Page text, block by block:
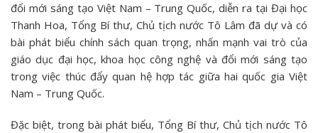
đổi mới sáng tạo Việt Nam – Trung Quốc, diễn ra tại Đại học
Thanh Hoa, Tổng Bí thư, Chủ tịch nước Tô Lâm đã dự và có
bài phát biểu chính sách quan trọng, nhấn mạnh vai trò của
giáo dục đại học, khoa học công nghệ và đổi mới sáng tạo
trong việc thúc đẩy quan hệ hợp tác giữa hai quốc gia Việt
Nam – Trung Quốc.
Đặc biệt, trong bài phát biểu, Tổng Bí thư, Chủ tịch nước Tô